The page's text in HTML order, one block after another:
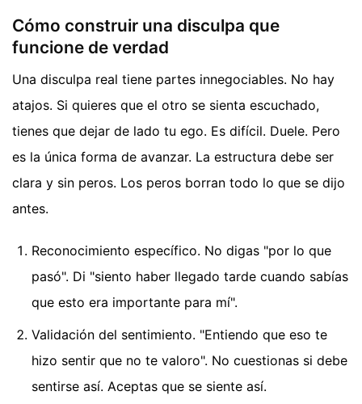
Cómo construir una disculpa que
funcione de verdad
Una disculpa real tiene partes innegociables. No hay
atajos. Si quieres que el otro se sienta escuchado,
tienes que dejar de lado tu ego. Es difícil. Duele. Pero
es la única forma de avanzar. La estructura debe ser
clara y sin peros. Los peros borran todo lo que se dijo
antes.
Reconocimiento específico. No digas "por lo que
pasó". Di "siento haber llegado tarde cuando sabías
que esto era importante para mí".
Validación del sentimiento. "Entiendo que eso te
hizo sentir que no te valoro". No cuestionas si debe
sentirse así. Aceptas que se siente así.